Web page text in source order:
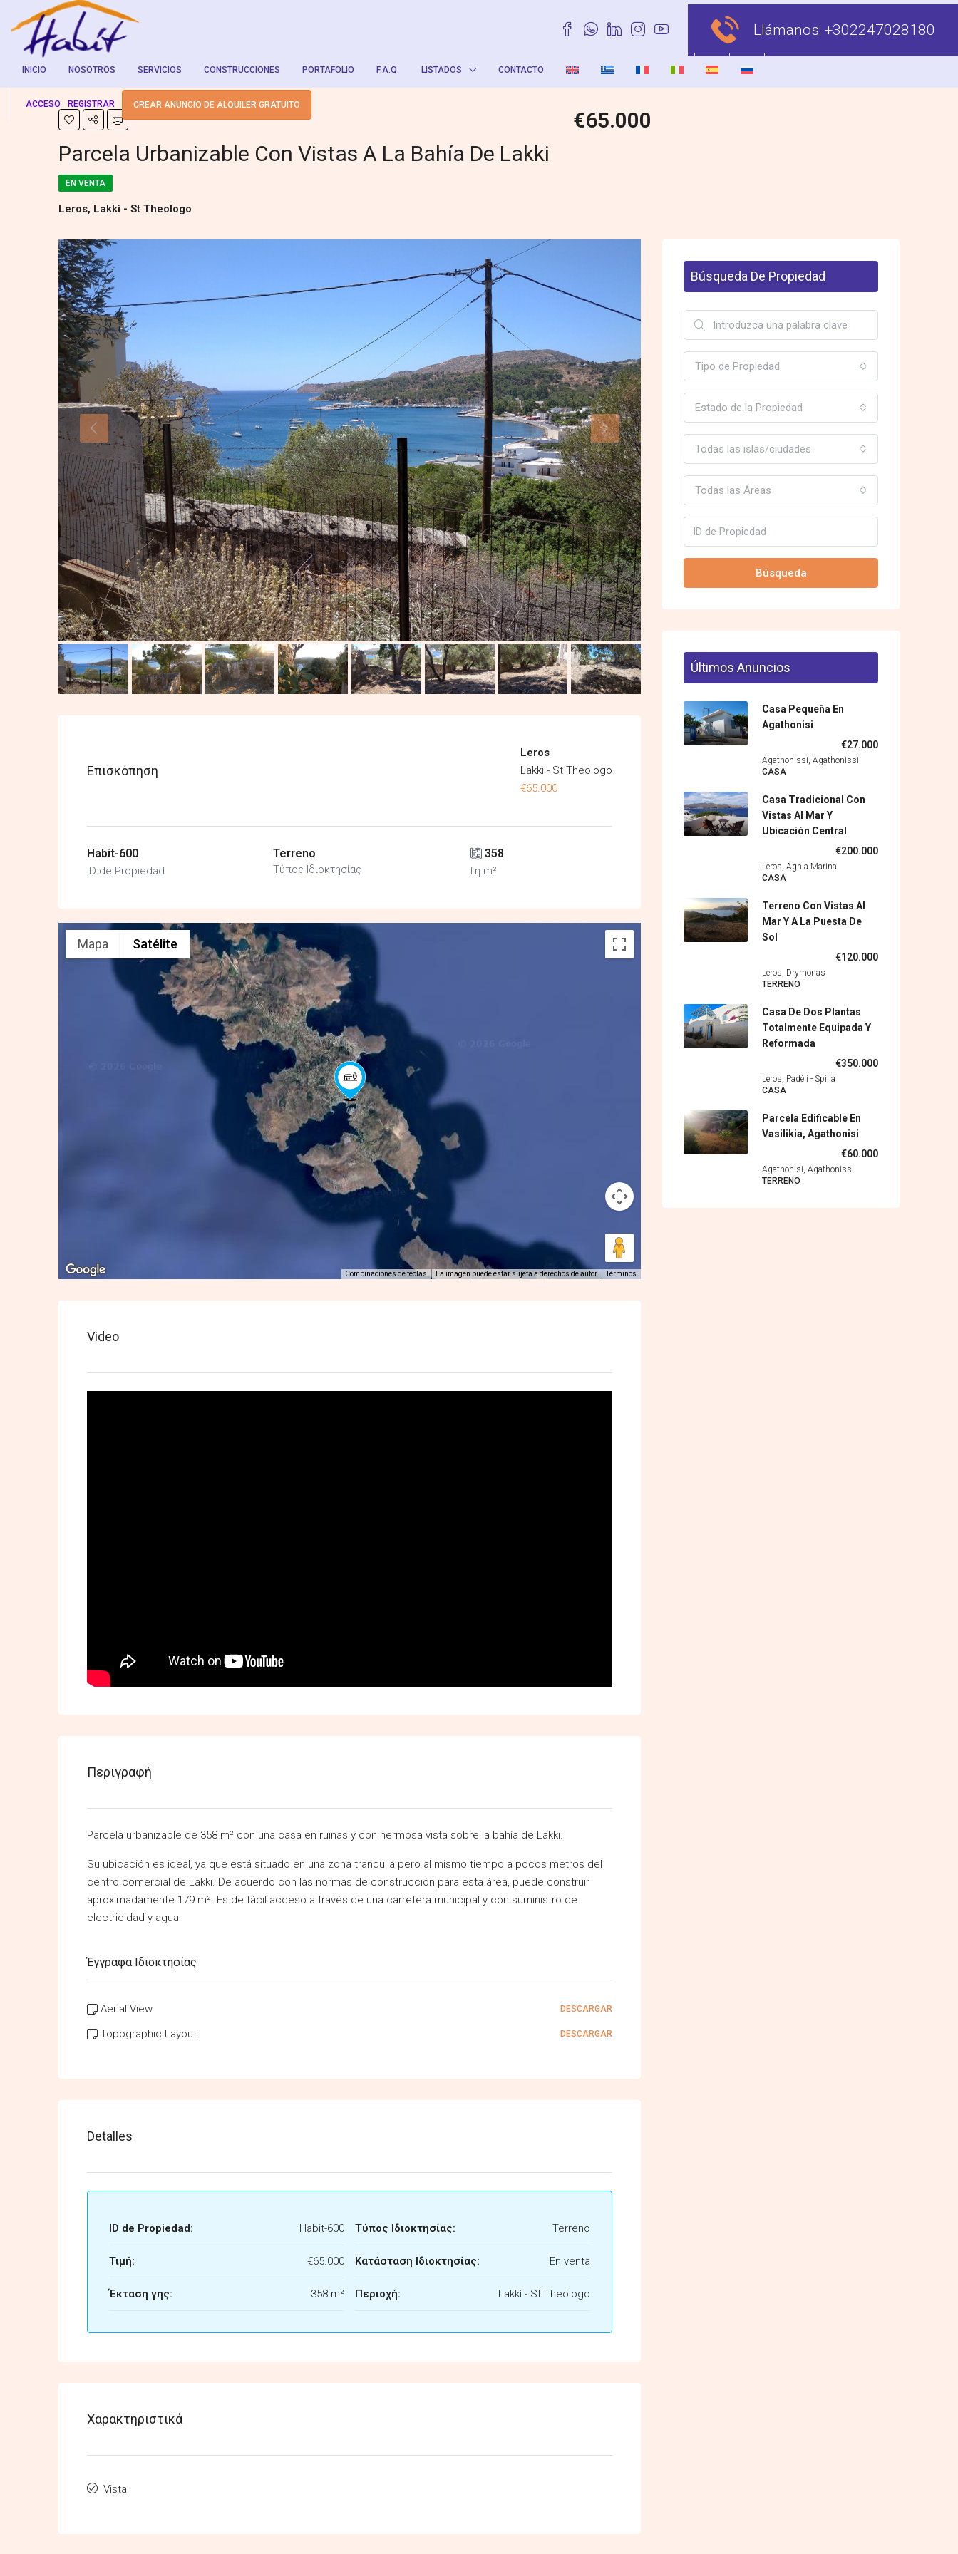
Llámanos: +302247028180
INICIO NOSOTROS SERVICIOS CONSTRUCCIONES PORTAFOLIO F.A.Q. LISTADOS CONTACTO
ACCESO REGISTRAR CREAR ANUNCIO DE ALQUILER GRATUITO
€65.000
Parcela Urbanizable Con Vistas A La Bahía De Lakki
EN VENTA
Leros, Lakkì - St Theologo
Επισκόπηση
Leros
Lakkì - St Theologo
€65.000
Habit-600
ID de Propiedad
Terreno
Τύπος Ιδιοκτησίας
358
Γη m²
Mapa Satélite
Combinaciones de teclas La imagen puede estar sujeta a derechos de autor Términos
Video
Περιγραφή
Parcela urbanizable de 358 m² con una casa en ruinas y con hermosa vista sobre la bahía de Lakki.
Su ubicación es ideal, ya que está situado en una zona tranquila pero al mismo tiempo a pocos metros del
centro comercial de Lakki. De acuerdo con las normas de construcción para esta área, puede construir
aproximadamente 179 m². Es de fácil acceso a través de una carretera municipal y con suministro de
electricidad y agua.
Έγγραφα Ιδιοκτησίας
Aerial View DESCARGAR
Topographic Layout DESCARGAR
Detalles
ID de Propiedad: Habit-600
Τιμή: €65.000
Έκταση γης: 358 m²
Τύπος Ιδιοκτησίας: Terreno
Κατάσταση Ιδιοκτησίας: En venta
Περιοχή: Lakkì - St Theologo
Χαρακτηριστικά
Vista
Búsqueda De Propiedad
Tipo de Propiedad
Estado de la Propiedad
Todas las islas/ciudades
Todas las Áreas
Búsqueda
Últimos Anuncios
Casa Pequeña En
Agathonisi
€27.000
Agathonissi, Agathonìssi
CASA
Casa Tradicional Con
Vistas Al Mar Y
Ubicación Central
€200.000
Leros, Aghia Marina
CASA
Terreno Con Vistas Al
Mar Y A La Puesta De
Sol
€120.000
Leros, Drymonas
TERRENO
Casa De Dos Plantas
Totalmente Equipada Y
Reformada
€350.000
Leros, Padèli - Spìlia
CASA
Parcela Edificable En
Vasilikia, Agathonisi
€60.000
Agathonisi, Agathonìssi
TERRENO